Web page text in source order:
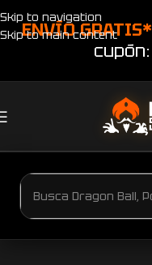
Skip to navigation
Skip to main content
ENVÍO GRATIS*
cupón: